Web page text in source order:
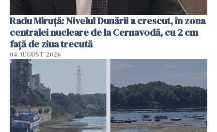
Radu Miruţă: Nivelul Dunării a crescut, în zona
centralei nucleare de la Cernavodă, cu 2 cm
faţă de ziua trecută
04 AUGUST 2026